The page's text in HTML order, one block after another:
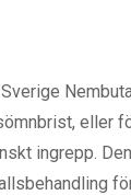
eller
ingrepp.